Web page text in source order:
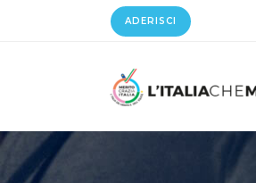
ADERISCI